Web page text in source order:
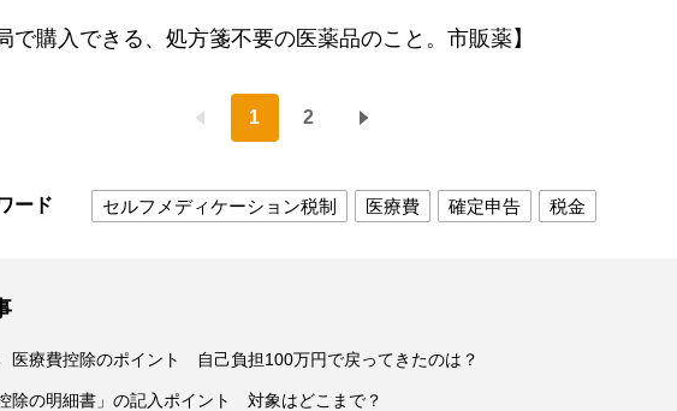
で購入できる、処方箋不要の医薬品のこと。市販薬】
1 2
ード セルフメディケーション税制 医療費 確定申告 税金
医療費控除のポイント 自己負担100万円で戻ってきたのは？
控除の明細書」の記入ポイント 対象はどこまで？